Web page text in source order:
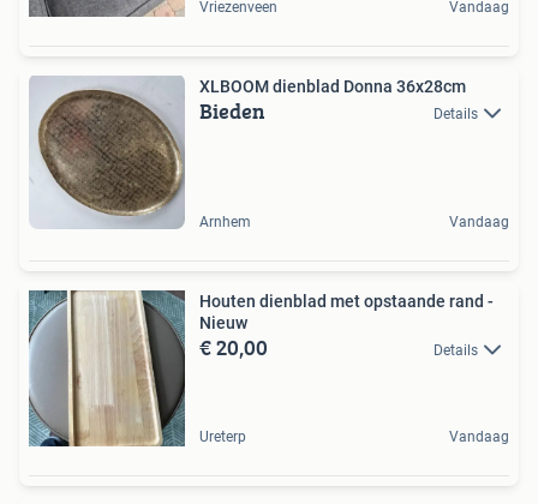
Vriezenveen Vandaag
XLBOOM dienblad Donna 36x28cm
Bieden Details
Arnhem Vandaag
Houten dienblad met opstaande rand -
Nieuw
€ 20,00 Details
Ureterp Vandaag